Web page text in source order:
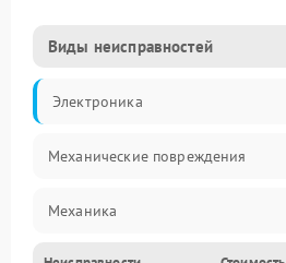
Виды неисправностей
Электроника
Механические повреждения
Механика